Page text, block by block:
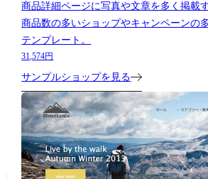
商品詳細ページに写真や文章を多く掲載
商品数の多いショップやキャンペーンの
テンプレート。
31,574円
サンプルショップを見る